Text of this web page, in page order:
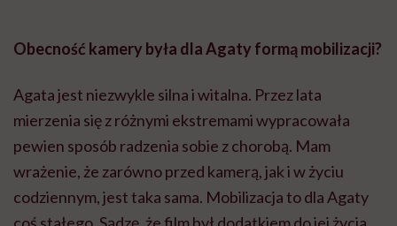
Obecność kamery była dla Agaty formą mobilizacji?
Agata jest niezwykle silna i witalna. Przez lata
mierzenia się z różnymi ekstremami wypracowała
pewien sposób radzenia sobie z chorobą. Mam
wrażenie, że zarówno przed kamerą, jak i w życiu
codziennym, jest taka sama. Mobilizacja to dla Agaty